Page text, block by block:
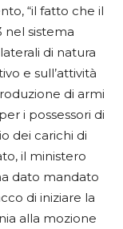
“il fatto che il
nel sistema
di natura
e sull’attività
di armi
i possessori di
dei carichi di
il ministero
dato mandato
di iniziare la
alla mozione